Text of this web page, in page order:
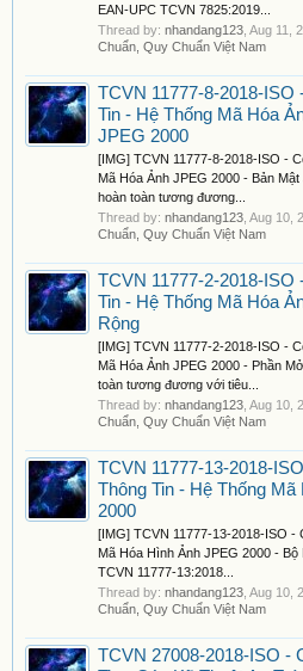
EAN-UPC TCVN 7825:2019...
Thread by: nhandang123 Aug 11,
Chuẩn, Quy Chuẩn Việt Nam
TCVN 11777-8-2018-ISO
Tin - Hệ Thống Mã Hóa
JPEG 2000
[IMG] TCVN 11777-8-2018-ISO -
Mã Hóa Ảnh JPEG 2000 - Bản
hoàn toàn tương đương...
Thread by: nhandang123 Aug 10,
Chuẩn, Quy Chuẩn Việt Nam
TCVN 11777-2-2018-ISO
Tin - Hệ Thống Mã Hóa
Rộng
[IMG] TCVN 11777-2-2018-ISO -
Mã Hóa Ảnh JPEG 2000 - Phần
toàn tương đương với tiêu...
Thread by: nhandang123 Aug 10,
Chuẩn, Quy Chuẩn Việt Nam
TCVN 11777-13-2018-
Thông Tin - Hệ Thống
2000
[IMG] TCVN 11777-13-2018-ISO -
Mã Hóa Hình Ảnh JPEG 2000 -
TCVN 11777-13:2018...
Thread by: nhandang123 Aug 10,
Chuẩn, Quy Chuẩn Việt Nam
TCVN 27008-2018-ISO -